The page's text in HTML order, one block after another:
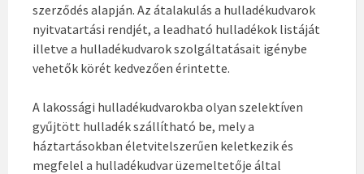
szerződés alapján. Az átalakulás a hulladékudvarok
nyitvatartási rendjét, a leadható hulladékok listáját
illetve a hulladékudvarok szolgáltatásait igénybe
vehetők körét kedvezően érintette.
A lakossági hulladékudvarokba olyan szelektíven
gyűjtött hulladék szállítható be, mely a
háztartásokban életvitelszerűen keletkezik és
megfelel a hulladékudvar üzemeltetője által